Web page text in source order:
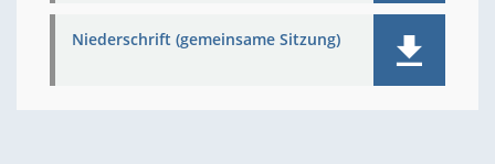
Niederschrift (gemeinsame Sitzung)